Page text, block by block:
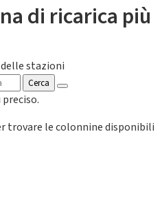
di ricarica più
stazioni
Cerca
trovare le colonnine disponibili